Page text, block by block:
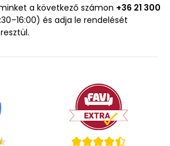
a következő számon +36 21 300
és adja le rendelését